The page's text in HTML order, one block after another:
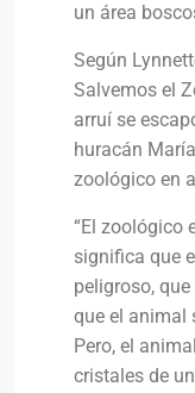
un área
Según
Salvemos el
arruí se
huracán
zoológico en
“El zoológico
significa que
peligroso,
que el animal
Pero, el
cristales de